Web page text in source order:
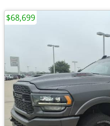
$68,699